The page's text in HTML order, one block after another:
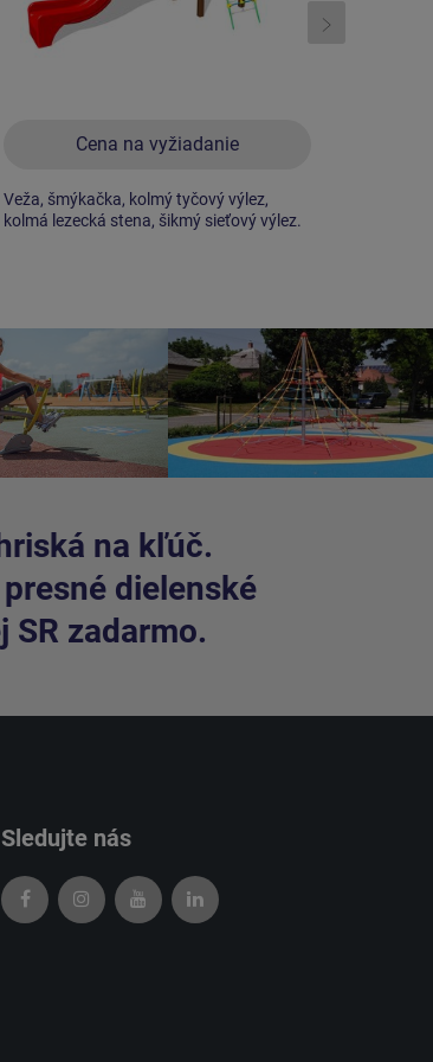
Cena na vyžiadanie
Veža, šmýkačka, kolmý tyčový výlez,
kolmá lezecká stena, šikmý sieťový výlez.
na kľúč.
dielenské
SR zadarmo.
Sledujte nás